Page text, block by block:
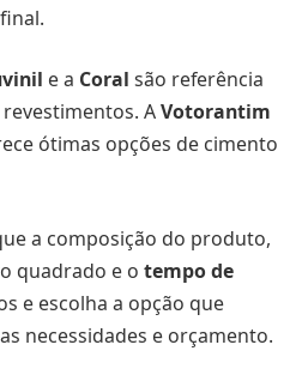
e a Coral são referência
AVotorantim
ótimas opções de cimento
a composição do produto,
quadrado e o tempo de
e escolha a opção que
necessidades e orçamento.